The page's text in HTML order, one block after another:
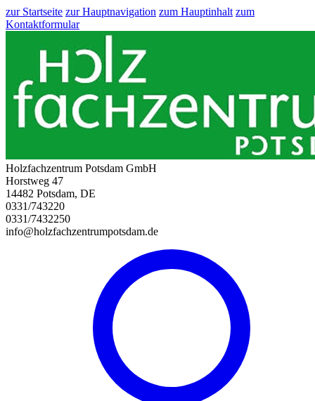
zur Startseite zur Hauptnavigation zum Hauptinhalt zum
Kontaktformular
Holzfachzentrum Potsdam GmbH
Horstweg 47
14482 Potsdam, DE
0331/743220
0331/7432250
info@holzfachzentrumpotsdam.de